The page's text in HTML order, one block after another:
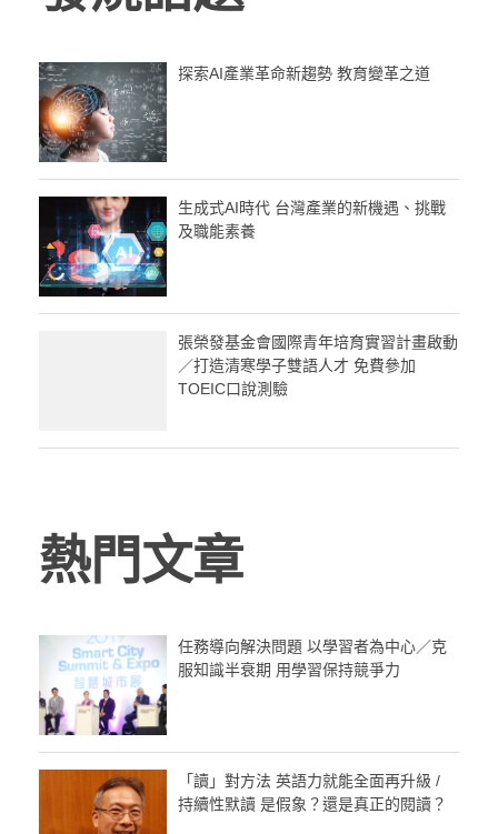
探索AI產業革命新趨勢 教育變革之道
生成式AI時代 台灣產業的新機遇、挑戰
及職能素養
張榮發基金會國際青年培育實習計畫啟動
／打造清寒學子雙語人才 免費參加
TOEIC口說測驗
熱門文章
任務導向解決問題 以學習者為中心／克
服知識半衰期 用學習保持競爭力
「讀」對方法 英語力就能全面再升級 /
持續性默讀 是假象？還是真正的閱讀？